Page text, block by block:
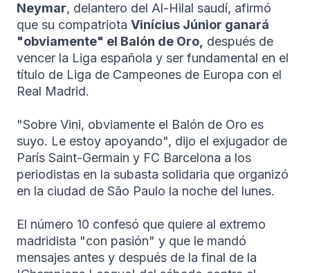
Neymar, delantero del Al-Hilal saudí, afirmó
que su compatriota Vinícius Júnior ganará
"obviamente" el Balón de Oro, después de
vencer la Liga española y ser fundamental en el
título de Liga de Campeones de Europa con el
Real Madrid.
"Sobre Vini, obviamente el Balón de Oro es
suyo. Le estoy apoyando", dijo el exjugador de
París Saint-Germain y FC Barcelona a los
periodistas en la subasta solidaria que organizó
en la ciudad de São Paulo la noche del lunes.
El número 10 confesó que quiere al extremo
madridista "con pasión" y que le mandó
mensajes antes y después de la final de la